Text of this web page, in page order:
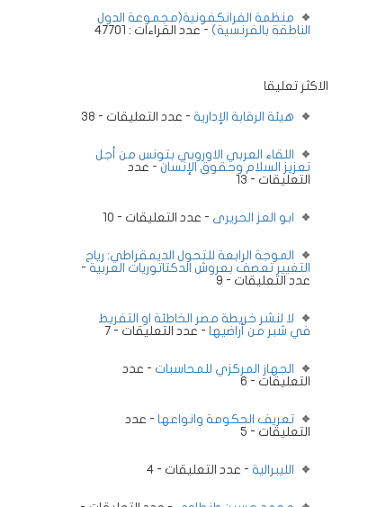
منظمة الفرانكفونية(مجموعة الدول
الناطقة بالفرنسية) - عدد القراءات : 47701
الاكثر تعليقا
هيئة الرقابة الإدارية - عدد التعليقات - 38
اللقاء العربي الاوروبي بتونس من أجل
تعزيز السلام وحقوق الإنسان - عدد
التعليقات - 13
ابو العز الحريرى - عدد التعليقات - 10
الموجة الرابعة للتحول الديمقراطي: رياح
التغيير تعصف بعروش الدكتاتوريات العربية -
عدد التعليقات - 9
لا لنشر خريطة مصر الخاطئة او التفريط
في شبر من أراضيها - عدد التعليقات - 7
الجهاز المركزي للمحاسبات - عدد
التعليقات - 6
تعريف الحكومة وانواعها - عدد
التعليقات - 5
الليبرالية - عدد التعليقات - 4